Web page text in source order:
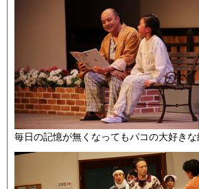
毎日の記憶が無くなってもパコの大好き